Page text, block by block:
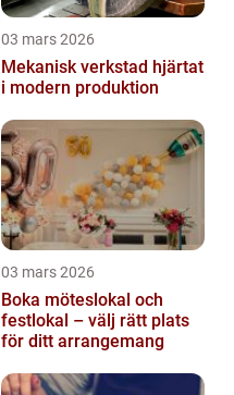
03 mars 2026
Mekanisk verkstad hjärtat
i modern produktion
03 mars 2026
Boka möteslokal och
festlokal – välj rätt plats
för ditt arrangemang